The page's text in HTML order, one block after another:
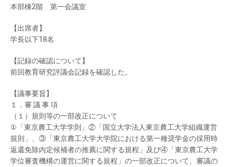
本部棟2階 第一会議室
【出席者】
学長以下18名
【記録の確認について】
前回教育研究評議会記録を確認した。
【議事要旨】
１．審 議 事 項
（１）規則等の一部改正について
①「東京農工大学学則」②「国立大学法人東京農工大学組織運営
規則」、③「東京農工大学大学院における第一種奨学金の採用時
返還免除内定候補者の推薦に関する規程」及び④「東京農工大学
学位審査機構の運営に関する規程」の一部改正について、審議の